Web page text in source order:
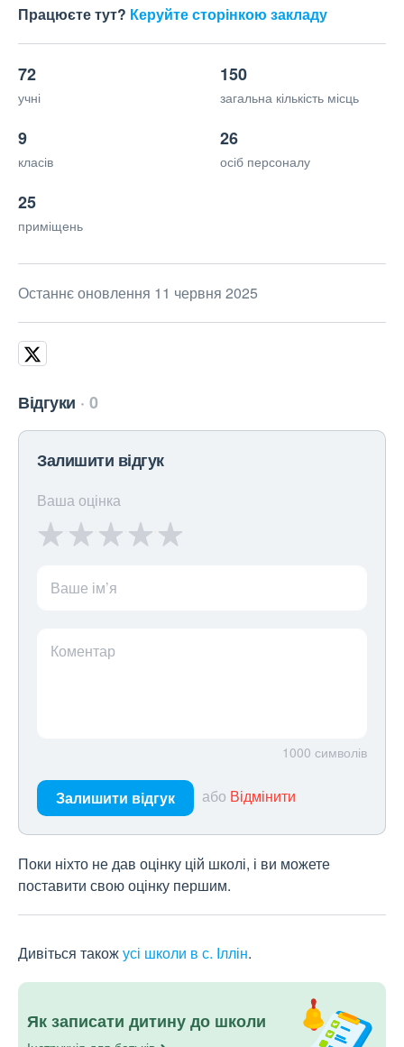
Працюєте тут? Керуйте сторінкою закладу
72
учні
150
загальна кількість місць
9
класів
26
осіб персоналу
25
приміщень
Останнє оновлення 11 червня 2025
Відгуки 0
Залишити відгук
Ваша оцінка
Ваше ім’я
Коментар
1000 символів
Залишити відгук або Відмінити
Поки ніхто не дав оцінку цій школі, і ви можете
поставити свою оцінку першим.
Дивіться такожусі школи в с. Іллін.
Як записати дитину до школи